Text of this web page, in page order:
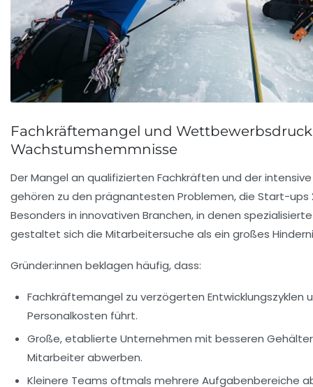
Fachkräftemangel und Wettbewerbsdruck
Wachstumshemmnisse
Der Mangel an qualifizierten Fachkräften und der
gehören zu den prägnantesten Problemen, die Start-ups
Besonders in innovativen Branchen, in denen
gestaltet sich die Mitarbeitersuche als ein großes
Gründer:innen beklagen häufig, dass:
Fachkräftemangel zu verzögerten Entwicklungszyklen
Personalkosten führt.
Große, etablierte Unternehmen mit besseren
Mitarbeiter abwerben.
Kleinere Teams oftmals mehrere Aufgabenbereiche